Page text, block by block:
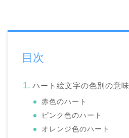
目次
ハート絵文字の色別の意味
赤色のハート
ピンク色のハート
オレンジ色のハート